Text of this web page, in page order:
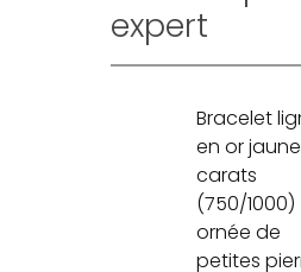
expert
Bracelet
en or jaune
carats
(750/1000)
ornée de
petites